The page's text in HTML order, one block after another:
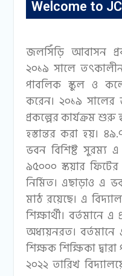
Welcome to
জলসিঁড়ি আবাসন
২০১৯ সালে
পাবলিক স্কুল ও
করেন। ২০১৯ সালের
প্রকল্পের কার্যক্রম শুরু
হস্তান্তর করা হয়।
ভবন বিশিষ্ট সুরম্য এ
৯৫০০০ স্কয়ার
নির্মিত। এছাড়াও এ
মাঠ রয়েছে। এ
শিক্ষার্থী। বর্তমানে
অধ্যয়নরত। বর্তমানে
শিক্ষক শিক্ষিকা
২০২২ তারিখ